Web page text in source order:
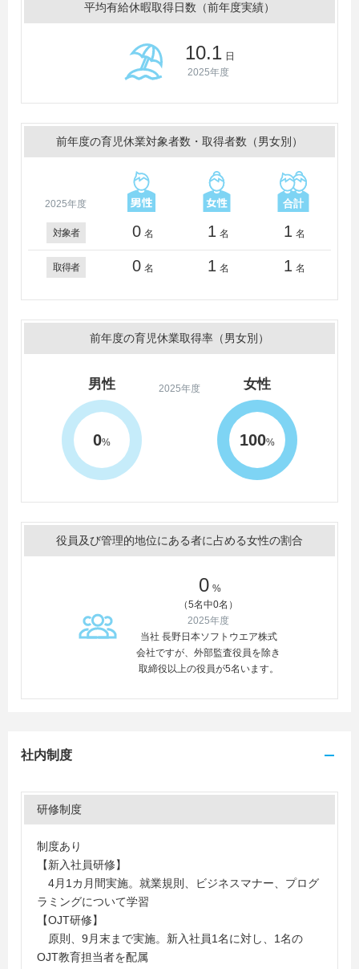
平均有給休暇取得日数（前年度実績）
10.1 日
2025年度
前年度の育児休業対象者数・取得者数（男女別）
2025年度
対象者 0 名 1 名 1 名
取得者 0 名 1 名 1 名
前年度の育児休業取得率（男女別）
2025年度
男性
0%
女性
100%
役員及び管理的地位にある者に占める女性の割合
0 %
（5名中0名）
2025年度
当社 長野日本ソフトウエア株式
会社ですが、外部監査役員を除き
取締役以上の役員が5名います。
社内制度
研修制度
制度あり
【新入社員研修】
4月1カ月間実施。就業規則、ビジネスマナー、プログ
ラミングについて学習
【OJT研修】
原則、9月末まで実施。新入社員1名に対し、1名の
OJT教育担当者を配属